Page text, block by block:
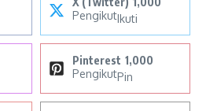
PengikutIkuti
Pinterest 1,000
PengikutPin